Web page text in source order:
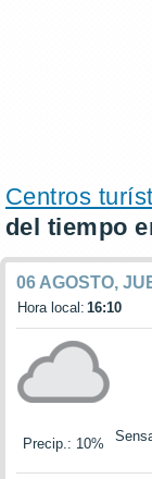
Centros
del tiempo
06 AGOSTO,
Hora local: 16:10
Precip.: 10%